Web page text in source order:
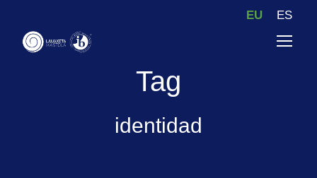
EU ES
Tag
identidad